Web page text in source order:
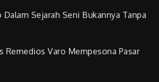
Sejarah Seni Bukannya Tanpa
Remedios Varo Mempesona Pasar